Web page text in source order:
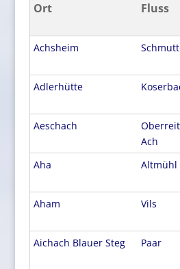
Ort Fluss
Achsheim
Adlerhütte
Aeschach
Ach
Aha
Altmühl
Aham Vils
Aichach Blauer Steg
Paar